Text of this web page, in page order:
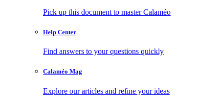
Pick up this document to master Calaméo
Help Center
Find answers to your questions quickly
Calaméo Mag
Explore our articles and refine your ideas